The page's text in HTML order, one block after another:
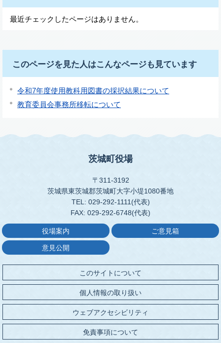
最近チェックしたページはありません。
このページを見た人はこんなページも見ています
令和7年度使用教科用図書の採択結果について
教育委員会事務所移転について
茨城町役場
〒311-3192
茨城県東茨城郡茨城町大字小堤1080番地
TEL: 029-292-1111(代表)
FAX: 029-292-6748(代表)
役場案内 ご意見箱
意見公開
このサイトについて
個人情報の取り扱い
ウェブアクセシビリティ
免責事項について